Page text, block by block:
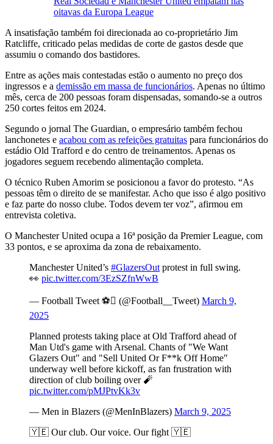
oitavas da Europa League
A insatisfação também foi direcionada ao co-proprietário Jim
Ratcliffe, criticado pelas medidas de corte de gastos desde que
assumiu o comando dos bastidores.
Entre as ações mais contestadas estão o aumento no preço dos
ingressos e a demissão em massa de funcionários. Apenas no último
mês, cerca de 200 pessoas foram dispensadas, somando-se a outros
250 cortes feitos em 2024.
Segundo o jornal The Guardian, o empresário também fechou
lanchonetes e acabou com as refeições gratuitas para funcionários do
estádio Old Trafford e do centro de treinamentos. Apenas os
jogadores seguem recebendo alimentação completa.
O técnico Ruben Amorim se posicionou a favor do protesto. “As
pessoas têm o direito de se manifestar. Acho que isso é algo positivo
e faz parte do nosso clube. Todos devem ter voz”, afirmou em
entrevista coletiva.
O Manchester United ocupa a 16ª posição da Premier League, com
33 pontos, e se aproxima da zona de rebaixamento.
Manchester United’s #GlazersOut protest in full swing.
👀 pic.twitter.com/3EzSZfnWwB
— Football Tweet ⚽ (@Football__Tweet) March 9,
2025
Planned protests taking place at Old Trafford ahead of
Man Utd's game with Arsenal. Chants of "We Want
Glazers Out" and "Sell United Or F**k Off Home"
underway well before kickoff, as fan frustration with
direction of club boiling over 🧨
pic.twitter.com/pMJPtvKk3v
— Men in Blazers (@MenInBlazers) March 9, 2025
🇾🇪 Our club. Our voice. Our fight 🇾🇪